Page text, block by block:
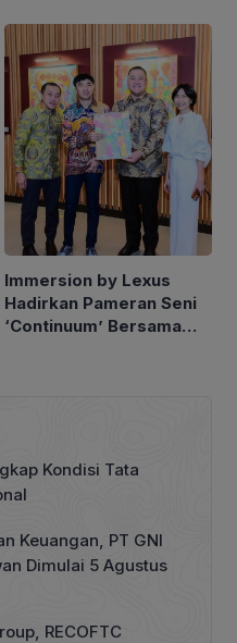
Immersion by Lexus
Hadirkan Pameran Seni
‘Continuum’ Bersama
Kondisi Tata
Keuangan, PT GNI
Dimulai 5 Agustus
RECOFTC